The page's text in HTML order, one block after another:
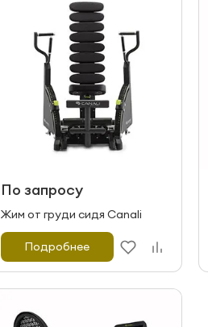
По запросу
Жим от груди сидя Canali
Подробнее